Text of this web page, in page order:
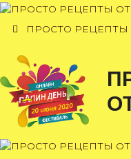
Перейти
ПРОСТО РЕЦЕПТЫ